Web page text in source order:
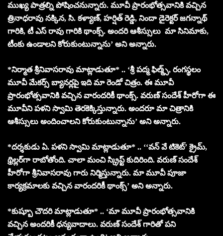
ముఖ్య పాత్రల్ని పోషించనున్నారు. మూవీ ప్రారంభోత్సవానికి వచ్చిన
త్రినాధరావు నక్కిన, సి. కళ్యాణ్, హర్షిత్ రెడ్డి, నిందా డైరెక్టర్ జగన్నాథ్
గారికి, టీ ఎస్ రావు గారికి థాంక్స్. అందరి ఆశీస్సులు మా సినిమాకు,
టీంకు ఉండాలని కోరుకుంటున్నాను’ అని అన్నారు.
*నిర్మాత శ్రీనివాసరావు మాట్లాడుతూ* .. ‘శ్రీ పద్మ ఫిల్మ్స్, రంగస్థలం
మూవీ మేకర్స్ బ్యానర్లపై ఇది మా రెండో చిత్రం. ఈ మూవీ
ప్రారంభోత్సవానికి వచ్చిన వారందరికీ థాంక్స్. వరుణ్ సందేశ్ హీరోగా ఈ
మూవీని పళని స్వామి తెరకెక్కిస్తున్నారు. అందరూ మా చిత్రానికి
ఆశీస్సులు అందించాలని కోరుకుంటున్నాను’ అని అన్నారు.
*దర్శకుడు ఏ. పళని స్వామి మాట్లాడుతూ* .. ‘‘వన్ వే టికెట్’ క్రైమ్,
థ్రిల్లర్‌గా రాబోతోంది. చాలా మంచి స్క్రిప్ట్ కుదిరింది. వరుణ్ సందేశ్
హీరోగా శ్రీనివాసరావు గారు నిర్మిస్తున్నారు. మా మూవీ పూజా
కార్యక్రమాలకు వచ్చిన వారందరికీ థాంక్స్’ అని అన్నారు.
*కుష్బూ చౌదరి మాట్లాడుతూ* .. ‘మా మూవీ ప్రారంభోత్సవానికి
వచ్చిన అందరికీ ధన్యవాదాలు. వరుణ్ సందేశ్ గారితో పని